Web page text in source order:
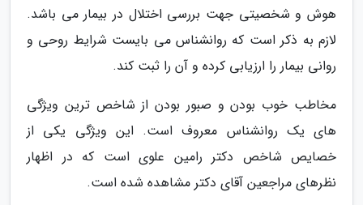
هوش و شخصیتی جهت بررسی اختلال در بیمار می باشد.
لازم به ذکر است که روانشناس می بایست شرایط روحی و
روانی بیمار را ارزیابی کرده و آن را ثبت کند.
مخاطب خوب بودن و صبور بودن از شاخص ترین ویژگی
های یک روانشناس معروف است. این ویژگی یکی از
خصایص شاخص دکتر رامین علوی است که در اظهار
نظرهای مراجعین آقای دکتر مشاهده شده است.